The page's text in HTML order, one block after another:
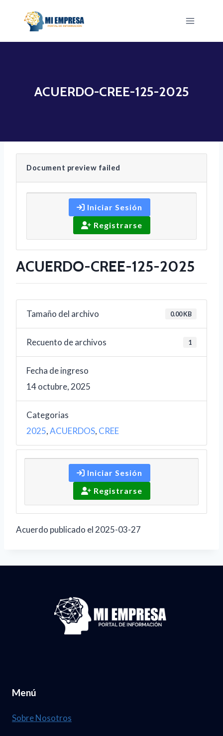
ACUERDO-CREE-125-2025
Document preview failed
Iniciar Sesión
Registrarse
ACUERDO-CREE-125-2025
Tamaño del archivo 0.00 KB
Recuento de archivos 1
Fecha de ingreso
14 octubre, 2025
Categorias
2025,ACUERDOS, CREE
Iniciar Sesión
Registrarse
Acuerdo publicado el 2025-03-27
Menú
Sobre Nosotros